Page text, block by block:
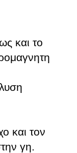
και το
και τον
γη.